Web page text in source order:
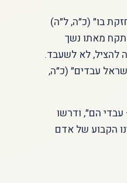
בו״ (כ״ה, ל״ה)
תקח מאתו נשך
להציל, לא לשעבד.
עבדים״ (כ״ה,
הם״, ודרשו
הקבוע של אדם